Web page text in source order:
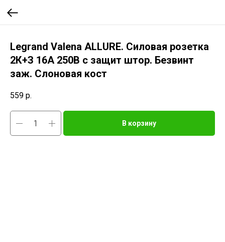
Legrand Valena ALLURE. Силовая розетка
2К+З 16А 250В с защит штор. Безвинт
заж. Слоновая кост
559 р.
В корзину